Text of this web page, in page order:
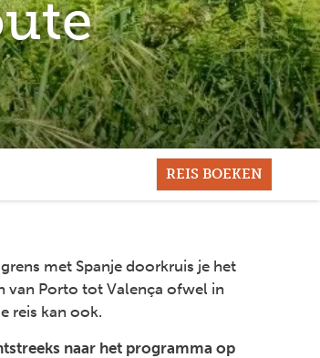
REIS BOEKEN
met Spanje doorkruis je het
van Porto tot Valença ofwel in
reis kan ook.
naar het programma op